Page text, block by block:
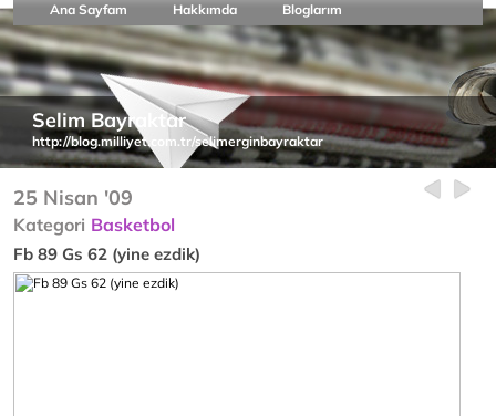
Ana Sayfam Hakkımda Bloglarım
Selim Bayraktar
http://blog.milliyet.com.tr/selimerginbayraktar
25 Nisan '09
Kategori Basketbol
Fb 89 Gs 62 (yine ezdik)